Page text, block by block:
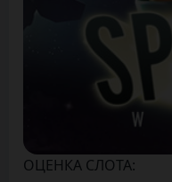
ОЦЕНКА СЛОТА: